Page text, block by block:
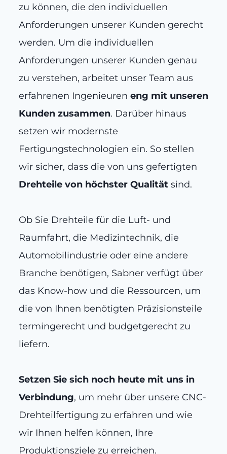
zu können, die den individuellen
Anforderungen unserer Kunden gerecht
werden. Um die individuellen
Anforderungen unserer Kunden genau
zu verstehen, arbeitet unser Team aus
erfahrenen Ingenieuren eng mit unseren
Kunden zusammen. Darüber hinaus
setzen wir modernste
Fertigungstechnologien ein. So stellen
wir sicher, dass die von uns gefertigten
Drehteile von höchster Qualität sind.
Ob Sie Drehteile für die Luft- und
Raumfahrt, die Medizintechnik, die
Automobilindustrie oder eine andere
Branche benötigen, Sabner verfügt über
das Know-how und die Ressourcen, um
die von Ihnen benötigten Präzisionsteile
termingerecht und budgetgerecht zu
liefern.
Setzen Sie sich noch heute mit uns in
Verbindung, um mehr über unsere CNC-
Drehteilfertigung zu erfahren und wie
wir Ihnen helfen können, Ihre
Produktionsziele zu erreichen.